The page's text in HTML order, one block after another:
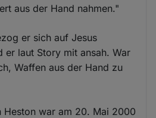
aus der Hand nahmen."
er sich auf Jesus
er laut Story mit ansah. War
Waffen aus der Hand zu
Heston war am 20. Mai 2000